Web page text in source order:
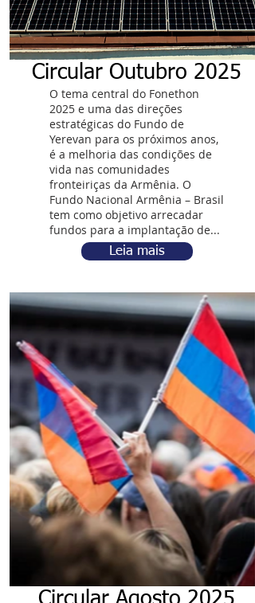
Circular Outubro 2025
O tema central do Fonethon
2025 e uma das direções
estratégicas do Fundo de
Yerevan para os próximos anos,
é a melhoria das condições de
vida nas comunidades
fronteiriças da Armênia. O
Fundo Nacional Armênia – Brasil
tem como objetivo arrecadar
fundos para a implantação de...
Leia mais